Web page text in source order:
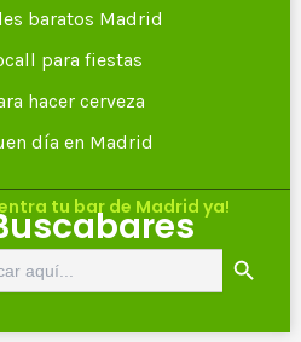
baratos Madrid
para fiestas
hacer cerveza
día en Madrid
tu bar de Madrid ya!
Botón de búsqueda